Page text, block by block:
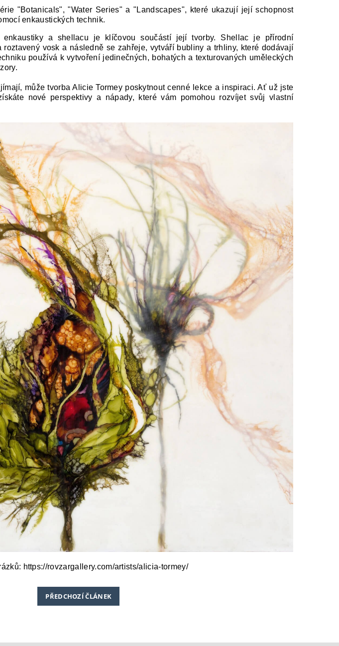
"Botanicals", "Water Series" a "Landscapes", které ukazují její schopnost
enkaustických technik.
enkaustiky a shellacu je klíčovou součástí její tvorby. Shellac je přírodní
vosk a následně se zahřeje, vytváří bubliny a trhliny, které dodávají
používá k vytvoření jedinečných, bohatých a texturovaných uměleckých
může tvorba Alicie Tormey poskytnout cenné lekce a inspiraci. Ať už jste
nové perspektivy a nápady, které vám pomohou rozvíjet svůj vlastní
https://rovzargallery.com/artists/alicia-tormey/
PŘEDCHOZÍ ČLÁNEK